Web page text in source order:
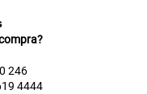
246
4444